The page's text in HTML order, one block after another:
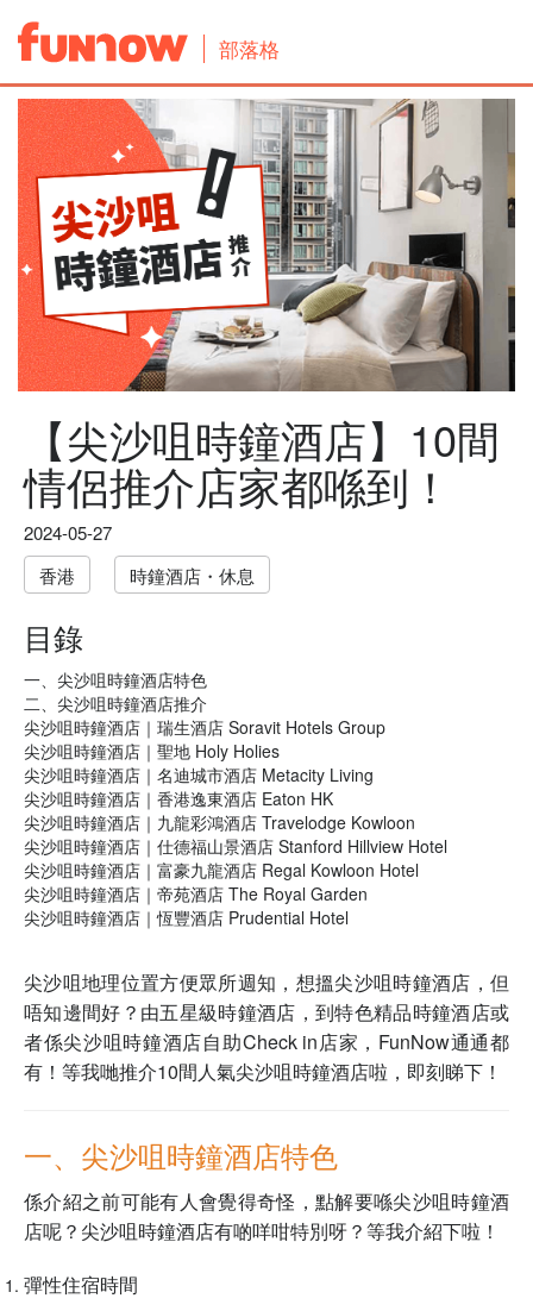
部落格
【尖沙咀時鐘酒店】10間
情侶推介店家都喺到！
2024-05-27
香港
時鐘酒店・休息
目錄
一、尖沙咀時鐘酒店特色
二、尖沙咀時鐘酒店推介
尖沙咀時鐘酒店｜瑞生酒店 Soravit Hotels Group
尖沙咀時鐘酒店｜聖地 Holy Holies
尖沙咀時鐘酒店｜名迪城市酒店 Metacity Living
尖沙咀時鐘酒店｜香港逸東酒店 Eaton HK
尖沙咀時鐘酒店｜九龍彩鴻酒店 Travelodge Kowloon
尖沙咀時鐘酒店｜仕德福山景酒店 Stanford Hillview Hotel
尖沙咀時鐘酒店｜富豪九龍酒店 Regal Kowloon Hotel
尖沙咀時鐘酒店｜帝苑酒店 The Royal Garden
尖沙咀時鐘酒店｜恆豐酒店 Prudential Hotel
尖沙咀地理位置方便眾所週知，想搵尖沙咀時鐘酒店，但
唔知邊間好？由五星級時鐘酒店，到特色精品時鐘酒店或
者係尖沙咀時鐘酒店自助Check in店家，FunNow通通都
有！等我哋推介10間人氣尖沙咀時鐘酒店啦，即刻睇下！
一、尖沙咀時鐘酒店特色
係介紹之前可能有人會覺得奇怪，點解要喺尖沙咀時鐘酒
店呢？尖沙咀時鐘酒店有啲咩咁特別呀？等我介紹下啦！
彈性住宿時間